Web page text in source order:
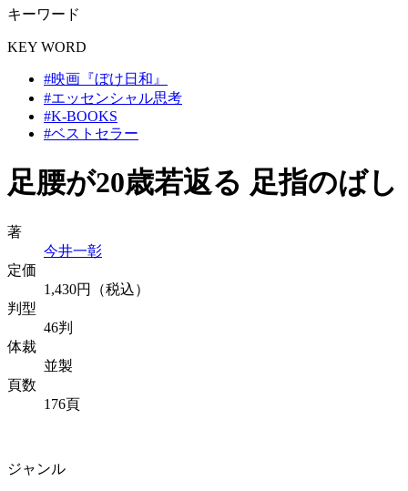
キーワード
KEY WORD
#映画『ぼけ日和』
#エッセンシャル思考
#K-BOOKS
#ベストセラー
足腰が20歳若返る 足指のばし
著
今井一彰
定価
1,430円（税込）
判型
46判
体裁
並製
頁数
176頁
ジャンル